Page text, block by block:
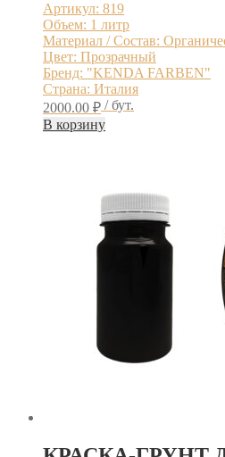
Артикул: 819
Объем: 1 литр
Материал / Состав:
Цвет: Прозрачный
Бренд: "KENDA FARBEN"
Страна: Италия
2000.00 ₽ / бут.
В корзину